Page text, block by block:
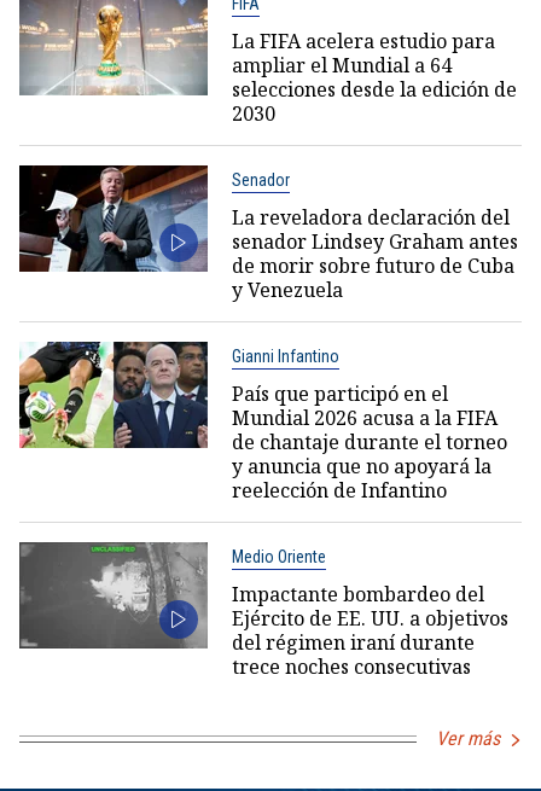
La FIFA acelera estudio para
ampliar el Mundial a 64
selecciones desde la edición de
2030
Senador
La reveladora declaración del
senador Lindsey Graham antes
de morir sobre futuro de Cuba
y Venezuela
Gianni Infantino
País que participó en el
Mundial 2026 acusa a la FIFA
de chantaje durante el torneo
y anuncia que no apoyará la
reelección de Infantino
Medio Oriente
Impactante bombardeo del
Ejército de EE. UU. a objetivos
del régimen iraní durante
trece noches consecutivas
Ver más